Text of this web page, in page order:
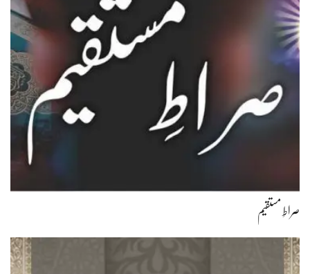
صراطِ مستقیم